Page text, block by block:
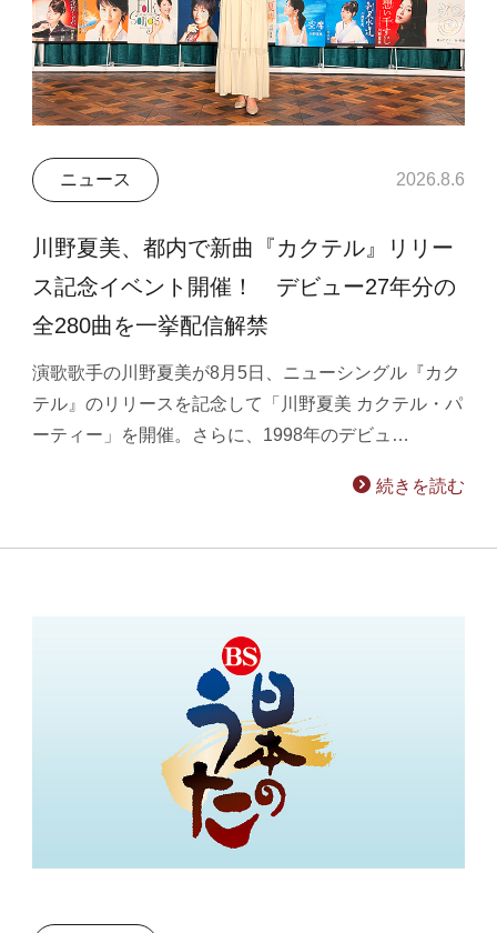
ニュース 2026.8.6
川野夏美、都内で新曲『カクテル』リリー
ス記念イベント開催！ デビュー27年分の
全280曲を一挙配信解禁
演歌歌手の川野夏美が8月5日、ニューシングル『カク
テル』のリリースを記念して「川野夏美 カクテル・パ
ーティー」を開催。さらに、1998年のデビュ…
続きを読む